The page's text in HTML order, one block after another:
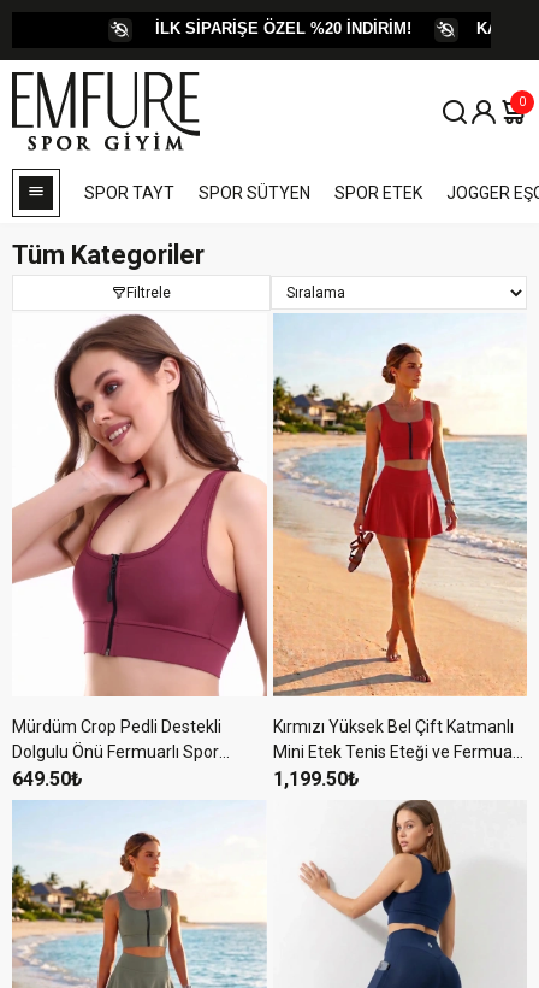
İLK SİPARİŞE ÖZEL %20 İNDİRİM! KARGO ÜCRETİ
0
SPOR TAYT SPOR SÜTYEN SPOR ETEK JOGGER
Tüm Kategoriler
Filtrele
Mürdüm Crop Pedli Destekli
Dolgulu Önü Fermuarlı Spor
Sütyeni
649.50₺
Kırmızı Yüksek Bel Çift Katmanlı
Mini Etek Tenis Eteği ve Fermuarlı
Büstiyer Crop Takım
1,199.50₺